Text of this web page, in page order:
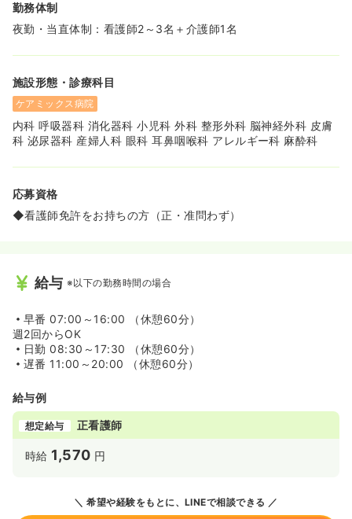
勤務体制
夜勤・当直体制：看護師2～3名＋介護師1名
施設形態・診療科目
ケアミックス病院
内科 呼吸器科 消化器科 小児科 外科 整形外科 脳神経外科 皮膚
科 泌尿器科 産婦人科 眼科 耳鼻咽喉科 アレルギー科 麻酔科
応募資格
◆看護師免許をお持ちの方（正・准問わず）
給与 ※以下の勤務時間の場合
早番 07:00～16:00 （休憩60分）
週2回からOK
日勤 08:30～17:30 （休憩60分）
遅番 11:00～20:00 （休憩60分）
給与例
想定給与 正看護師
時給 1,570 円
希望や経験をもとに、LINEで相談できる